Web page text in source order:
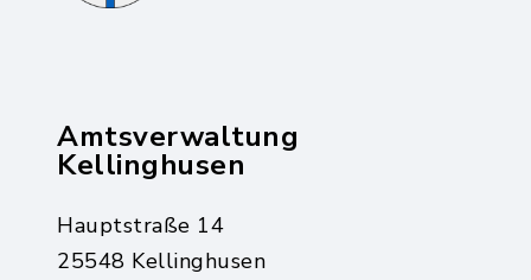
Amtsverwaltung
Kellinghusen
Hauptstraße 14
25548 Kellinghusen